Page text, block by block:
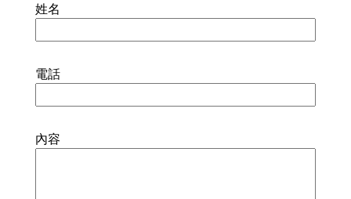
姓名
電話
內容